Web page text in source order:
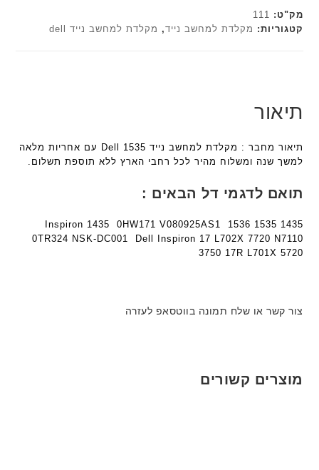
מק"ט: 111
קטגוריות: מקלדת למחשב נייד, מקלדת למחשב נייד dell
תיאור
תיאור מחבר : מקלדת למחשב נייד Dell 1535 עם אחריות מלאה
למשך שנה ומשלוח מהיר לכל רחבי הארץ ללא תוספת תשלום.
תואם לדגמי דל הבאים :
1435 1535 1536 Inspiron 1435 0HW171 V080925AS1
0TR324 NSK-DC001 Dell Inspiron 17 L702X 7720 N7110
3750 17R L701X 5720
צור קשר או שלח תמונה בווטסאפ לעזרה
מוצרים קשורים